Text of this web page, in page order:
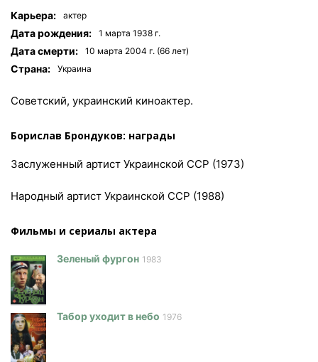
Карьера: актер
Дата рождения: 1 мартa 1938 г.
Дата смерти: 10 мартa 2004 г. (66 лет)
Страна: Украина
Советский, украинский киноактер.
Борислав Брондуков: награды
Заслуженный артист Украинской ССР (1973)
Народный артист Украинской ССР (1988)
Фильмы и сериалы актера
Зеленый фургон 1983
Табор уходит в небо 1976